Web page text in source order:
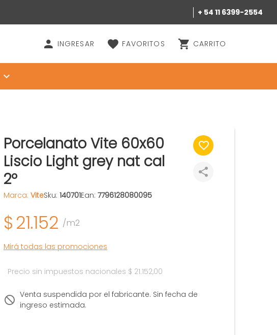
+ 54 11 6399-2554
INGRESAR FAVORITOS CARRITO
Porcelanato Vite 60x60
Liscio Light grey nat cal
2º
Marca: ViteSku: 140701Ean: 7796128080095
$21.152 /m2
Mirá todas las promociones
Precio sin impuestos nacionales $ 21.152,00
Venta suspendida por el fabricante. Sin fecha de
ingreso estimada.